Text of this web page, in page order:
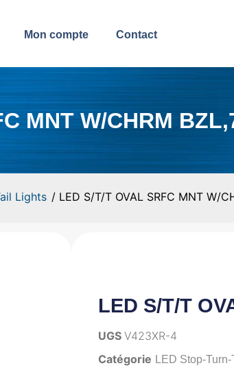
Mon compte Contact
MNT W/CHRM
Lights / LED S/T/T OVAL SRFC MNT W/
LED S/T/T
UGS V423XR-4
Catégorie LED Stop-